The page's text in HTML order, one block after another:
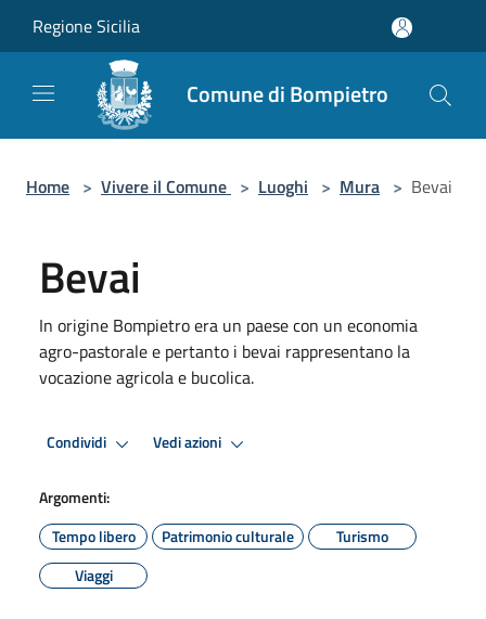
Regione Sicilia
Comune di Bompietro
Home > Vivere il Comune > Luoghi > Mura > Bevai
Bevai
In origine Bompietro era un paese con un economia
agro-pastorale e pertanto i bevai rappresentano la
vocazione agricola e bucolica.
Condividi Vedi azioni
Argomenti:
Tempo libero
Patrimonio culturale
Turismo
Viaggi